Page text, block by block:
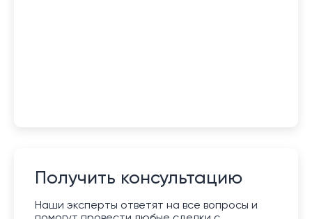
Получить консультацию
Наши эксперты ответят на все вопросы и